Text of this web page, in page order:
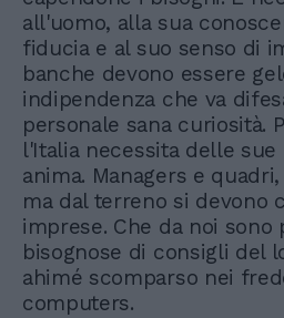
all'uomo, alla sua
fiducia e al suo senso di
banche devono essere
indipendenza che va
personale sana curiosità.
l'Italia necessita delle
anima. Managers e
ma dal terreno si devono
imprese. Che da noi sono
bisognose di consigli del
ahimé scomparso nei
computers.